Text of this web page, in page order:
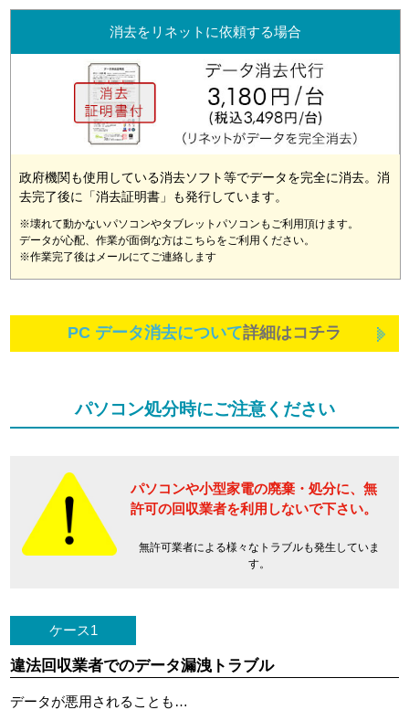
消去をリネットに依頼する場合
政府機関も使用している消去ソフト等でデータを完全に消去。消
去完了後に「消去証明書」も発行しています。
※壊れて動かないパソコンやタブレットパソコンもご利用頂けます。
データが心配、作業が面倒な方はこちらをご利用ください。
※作業完了後はメールにてご連絡します
PC データ消去について詳細はコチラ
パソコン処分時にご注意ください
パソコンや小型家電の廃棄・処分に、 無
許可の回収業者を利用しないで下さい。
無許可業者による様々なトラブルも発生していま
す。
ケース1
違法回収業者でのデータ漏洩トラブル
データが悪用されることも…